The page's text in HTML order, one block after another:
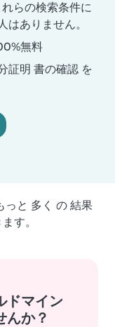
らの検索条件に
ありません。
無料
証明 書の確認 を
っと 多く の 結果
す。
ドマイン
んか？